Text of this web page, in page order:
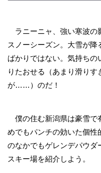
ラニーニャ、強い寒波の
スノーシーズン。大雪が降
ばかりではない。気持ち
りたおせる（あまり滑り
が……）のだ！
僕の住む新潟県は豪雪で
めでもパンチの効いた個性
のなかでもゲレンデパウダ
スキー場を紹介しよう。